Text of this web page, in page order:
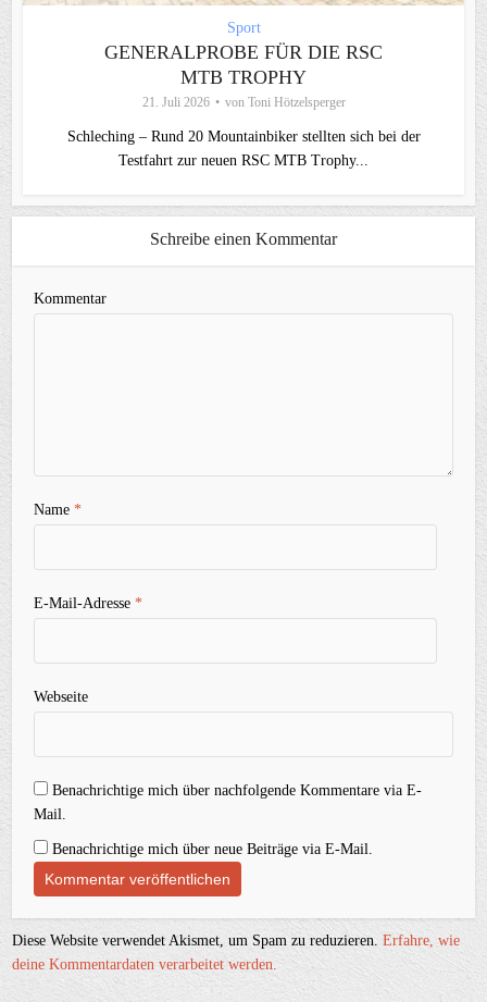
Sport
GENERALPROBE FÜR DIE RSC
MTB TROPHY
21. Juli 2026 von Toni Hötzelsperger
Schleching – Rund 20 Mountainbiker stellten sich bei der
Testfahrt zur neuen RSC MTB Trophy...
Schreibe einen Kommentar
Kommentar
Name*
E-Mail-Adresse*
Webseite
Benachrichtige mich über nachfolgende Kommentare via E-
Mail.
Benachrichtige mich über neue Beiträge via E-Mail.
Diese Website verwendet Akismet, um Spam zu reduzieren.Erfahre, wie
deine Kommentardaten verarbeitet werden.